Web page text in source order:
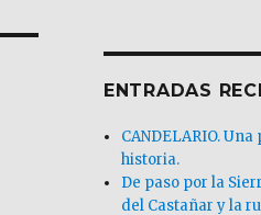
ENTRADAS
CANDELARIO.
historia.
De paso por la
del Castañar y la